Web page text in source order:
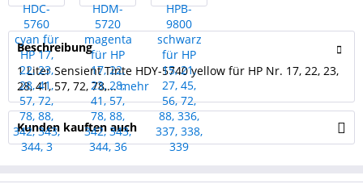
Beschreibung
1 Liter Sensient Tinte HDY-5740 yellow für HP Nr. 17, 22, 23,
28, 41, 57, 72, 78,...mehr
Kunden kauften auch